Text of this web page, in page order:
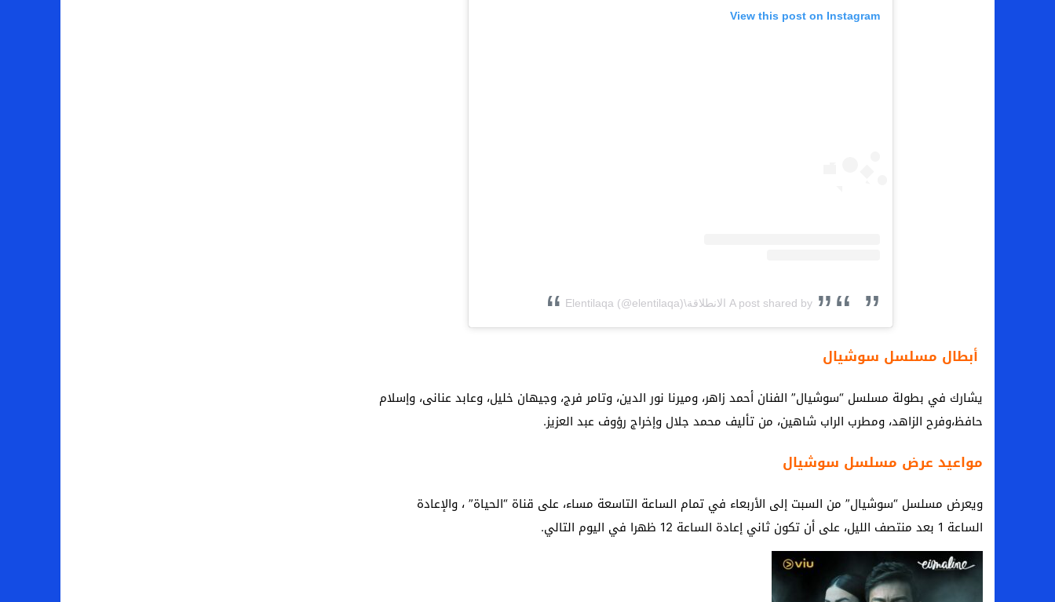
View this post on Instagram
A post shared by الانطلاقة\Elentilaqa (@elentilaqa)
أبطال مسلسل سوشيال
يشارك في بطولة مسلسل “سوشيال” الفنان أحمد زاهر، وميرنا نور الدين، وتامر فرج، وجيهان خليل، وعابد عنانى، وإسلام
حافظ،وفرح الزاهد، ومطرب الراب شاهين، من تأليف محمد جلال وإخراج رؤوف عبد العزيز.
مواعيد عرض مسلسل سوشيال
ويعرض مسلسل “سوشيال” من السبت إلى الأربعاء في تمام الساعة التاسعة مساء، على قناة “الحياة” ، والإعادة
الساعة 1 بعد منتصف الليل، على أن تكون ثاني إعادة الساعة 12 ظهرا في اليوم التالي.